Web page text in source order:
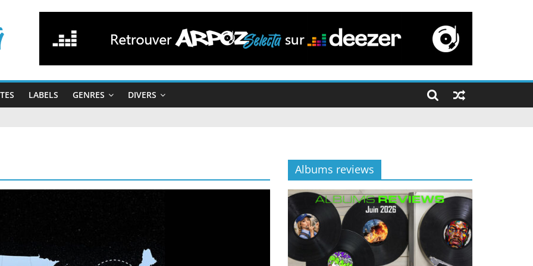
LABELS GENRES DIVERS
Albums reviews